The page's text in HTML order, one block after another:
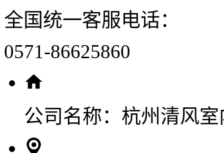
全国统一客服电话：
0571-86625860
公司名称： 杭州清风